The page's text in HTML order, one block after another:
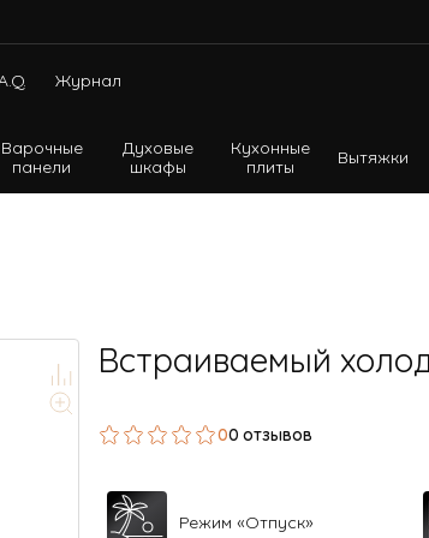
Журнал
Варочные
панели
Духовые
шкафы
Кухонные
плиты Вытяжки
морозильной камерой
side
Встраиваемый
00 отзывов
Режим «Отпуск»